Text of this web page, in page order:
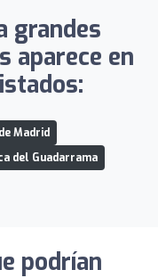
grandes
aparece en
Madrid
del Guadarrama
podrían